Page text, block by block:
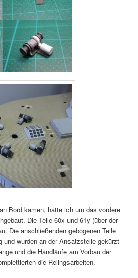
Bord kamen, hatte ich um das vordere
Die Teile 60x und 61y (über der
Die anschließenden gebogenen Teile
und wurden an der Ansatzstelle gekürzt
und die Handläufe am Vorbau der
die Relingsarbeiten.